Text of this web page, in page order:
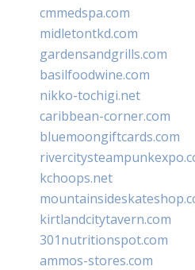
cmmedspa.com
midletontkd.com
gardensandgrills.com
basilfoodwine.com
nikko-tochigi.net
caribbean-corner.com
bluemoongiftcards.com
kchoops.net
kirtlandcitytavern.com
301nutritionspot.com
ammos-stores.com